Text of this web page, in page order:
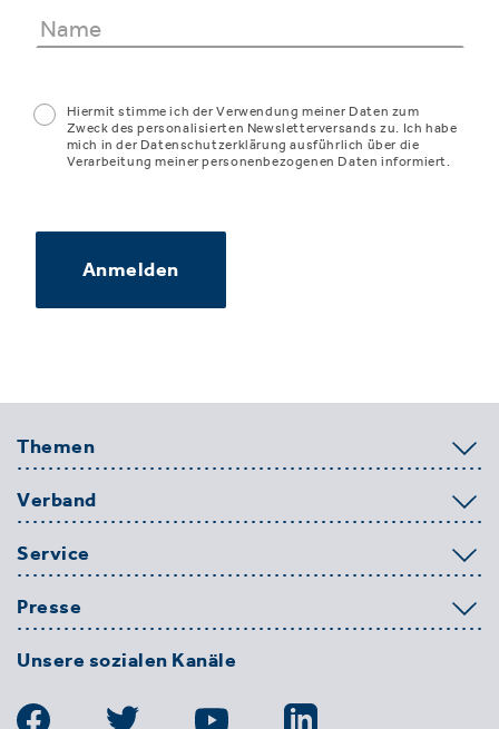
Hiermit stimme ich der Verwendung meiner Daten zum
Zweck des personalisierten Newsletterversands zu. Ich habe
mich in der Datenschutzerklärung ausführlich über die
Verarbeitung meiner personenbezogenen Daten informiert.
Anmelden
Themen
Verband
Service
Presse
Unsere sozialen Kanäle